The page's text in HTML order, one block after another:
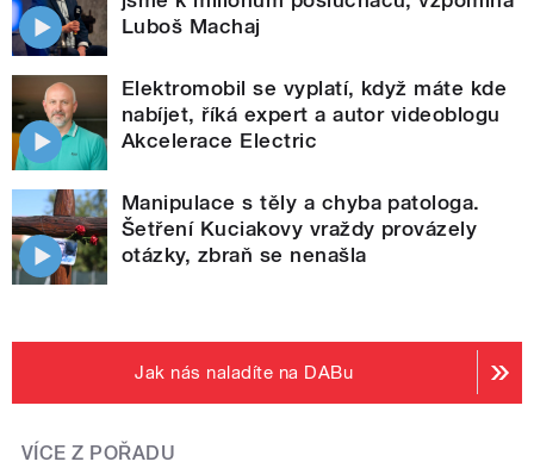
Luboš Machaj
Elektromobil se vyplatí, když máte kde
nabíjet, říká expert a autor videoblogu
Akcelerace Electric
Manipulace s těly a chyba patologa.
Šetření Kuciakovy vraždy provázely
otázky, zbraň se nenašla
Jak nás naladíte na DABu
VÍCE Z POŘADU